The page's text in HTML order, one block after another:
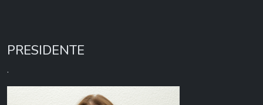
PRESIDENTE
.